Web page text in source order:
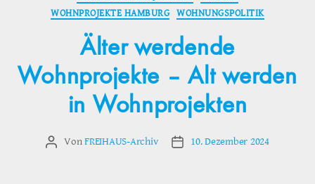
WOHNPROJEKTE HAMBURG WOHNUNGSPOLITIK
Älter werdende
Wohnprojekte – Alt werden
in Wohnprojekten
Beitragsautor
VonFREIHAUS-Archiv Veröffentlichungsdatum
10. Dezember 2024